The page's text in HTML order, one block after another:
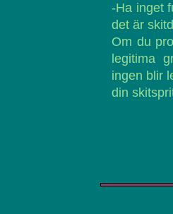
-Ha inget
det är
Om du
legitima
ingen blir
din